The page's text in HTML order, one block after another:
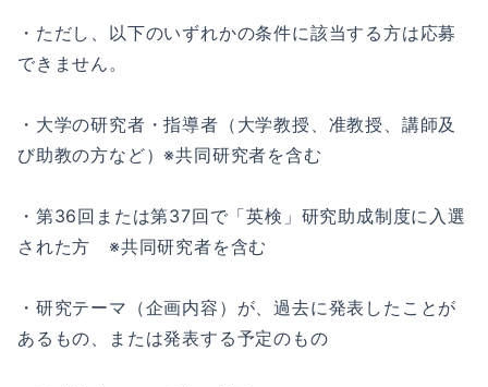
・ただし、以下のいずれかの条件に該当する方は応募
できません。
・大学の研究者・指導者（大学教授、准教授、講師及
び助教の方など）※共同研究者を含む
・第36回または第37回で「英検」研究助成制度に入選
された方 ※共同研究者を含む
・研究テーマ（企画内容）が、過去に発表したことが
あるもの、または発表する予定のもの